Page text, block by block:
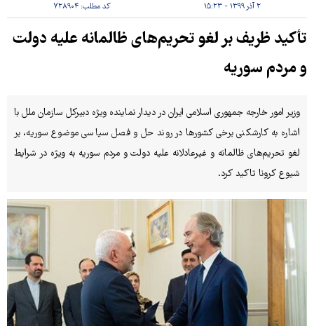
۲ آذر ۱۳۹۹ - ۱۵:۲۳ کد مطلب: ۷۲۸۹۰۴
تأکید ظریف بر لغو تحریم‌های ظالمانه علیه دولت
و مردم سوریه
وزیر امور خارجه جمهوری اسلامی ایران در دیدار نماینده ویژه دبیرکل سازمان ملل با
اشاره به کارشکنی برخی کشورها در روند حل و فصل سیاسی موضوع سوریه، بر
لغو تحریم‌های ظالمانه و غیرعادلانه علیه دولت و مردم سوریه به ویژه در شرایط
شیوع کرونا تاکید کرد.